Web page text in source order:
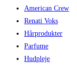
American Crew
Renati Voks
Hårprodukter
Parfume
Hudpleje